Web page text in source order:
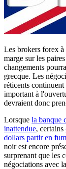
Les brokers forex à
marge sur les
changements
grecque. Les
réticents
important à
devraient donc
Lorsque la banque
inattendue, certains
dollars partir en
noir est encore
surprenant que les
négociations avec